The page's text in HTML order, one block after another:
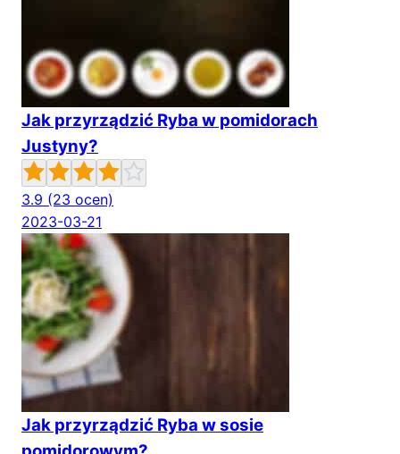
Jak przyrządzić Ryba w pomidorach
Justyny?
3.9 (23 ocen)
2023-03-21
Jak przyrządzić Ryba w sosie